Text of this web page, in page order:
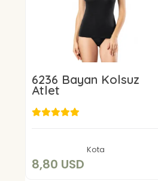
6236 Bayan Kolsuz
Atlet
Kota
8,80 USD
Add to cart